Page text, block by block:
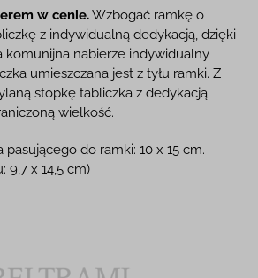
w cenie.Wzbogać ramkę o
z indywidualną dedykacją, dzięki
komunijna nabierze indywidualny
umieszczana jest z tyłu ramki. Z
stopkę tabliczka z dedykacją
wielkość.
pasującego do ramki: 10 x 15 cm.
9,7 x 14,5 cm)